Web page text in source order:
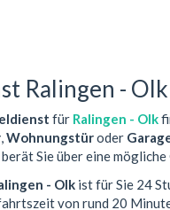
Ralingen - Olk
für Ralingen - Olk
,Wohnungstüroder
Sie über eine
- Olk ist für Sie 24
von rund 20